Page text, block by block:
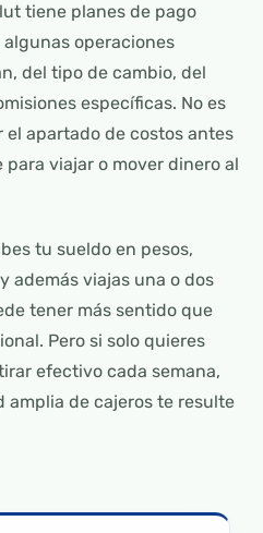
tiene planes de pago
operaciones
del tipo de cambio, del
específicas. No es
apartado de costos antes
viajar o mover dinero al
tu sueldo en pesos,
además viajas una o dos
tener más sentido que
Pero si solo quieres
efectivo cada semana,
amplia de cajeros te resulte